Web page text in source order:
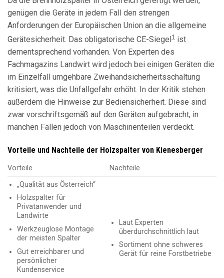
genügen die Geräte in jedem Fall den strengen
Anforderungen der Europäischen Union an die allgemeine
Gerätesicherheit. Das obligatorische CE-Siegel1 ist
dementsprechend vorhanden. Von Experten des
Fachmagazins Landwirt wird jedoch bei einigen Geräten die
im Einzelfall umgehbare Zweihandsicherheitsschaltung
kritisiert, was die Unfallgefahr erhöht. In der Kritik stehen
außerdem die Hinweise zur Bediensicherheit. Diese sind
zwar vorschriftsgemäß auf den Geräten aufgebracht, in
manchen Fällen jedoch von Maschinenteilen verdeckt.
Vorteile und Nachteile der Holzspalter von Kienesberger
Vorteile
Nachteile
„Qualität aus Österreich“
Holzspalter für
Privatanwender und
Landwirte
Werkzeuglose Montage
der meisten Spalter
Gut erreichbarer und
persönlicher
Kundenservice
Laut Experten
überdurchschnittlich laut
Sortiment ohne schweres
Gerät für reine Forstbetriebe